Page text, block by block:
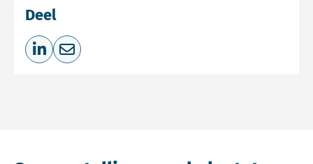
Deel
Deel op LinkedIn
Deel via e-mail